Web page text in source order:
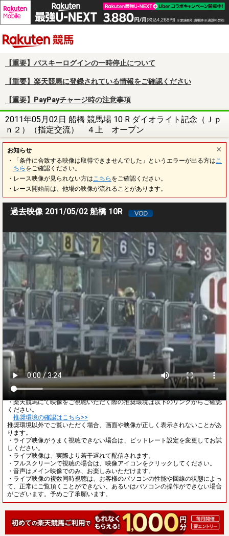
【重要】パスキーログインの一時停止について
【重要】楽天競馬に登録されている情報をご確認ください
【重要】PayPayチャージ時の注意事項
2011年05月02日 船橋 競馬場 10 R ダイオライト記念（Ｊｐ
ｎ２）（指定交流） ４上 オープン
お知らせ
・「条件に合致する映像は取得できませんでした」というエラーが出る方は こ
ちら をご確認ください。
・レース映像が見られない方は こちら をご確認ください。
・レース開始前は、他場の映像が流れることがあります。
過去映像 2011/05/02 船橋 10R
ご注意
・レース映像が見られない方は以下のリンクをご確認ください。
レース映像が見られない方はこちら>>
・楽天競馬にて映像をご視聴いただく際の推奨環境は以下のリンクからご確認
ください。
推奨環境の確認はこちら>>
推奨環境以外でご覧いただく場合、画面や映像が正しく表示されないことがあ
ります。
・ライブ映像がうまく視聴できない場合は、ビットレート設定を変更してお試
しください。
・ライブ映像は、実際より若干遅れて配信されます。
・フルスクリーンで視聴の場合は、映像アイコンをクリックしてください。
・音声はメイン映像でのみ、お楽しみいただけます。
・ライブ映像の複数同時視聴は、お客様のパソコンの性能や回線の状態によっ
て、正常にご覧頂くことができない、あるいはパソコンの操作ができない場合
がございます。予めご了承願います。